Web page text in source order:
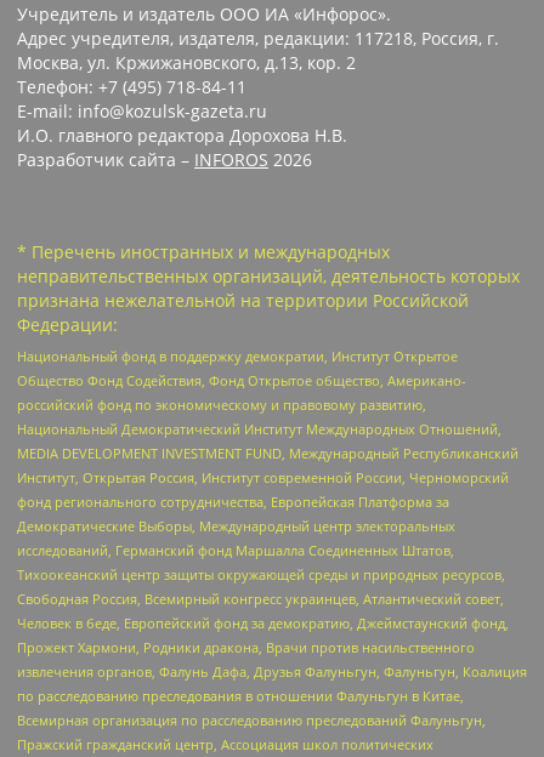
Учредитель и издатель ООО ИА «Инфорос».
Адрес учредителя, издателя, редакции: 117218, Россия, г.
Москва, ул. Кржижановского, д.13, кор. 2
Телефон: +7 (495) 718-84-11
E-mail: info@kozulsk-gazeta.ru
И.О. главного редактора Дорохова Н.В.
Разработчик сайта – INFOROS 2026
* Перечень иностранных и международных
неправительственных организаций, деятельность которых
признана нежелательной на территории Российской
Федерации:
Национальный фонд в поддержку демократии, Институт Открытое
Общество Фонд Содействия, Фонд Открытое общество, Американо-
российский фонд по экономическому и правовому развитию,
Национальный Демократический Институт Международных Отношений,
MEDIA DEVELOPMENT INVESTMENT FUND, Международный Республиканский
Институт, Открытая Россия, Институт современной России, Черноморский
фонд регионального сотрудничества, Европейская Платформа за
Демократические Выборы, Международный центр электоральных
исследований, Германский фонд Маршалла Соединенных Штатов,
Тихоокеанский центр защиты окружающей среды и природных ресурсов,
Свободная Россия, Всемирный конгресс украинцев, Атлантический совет,
Человек в беде, Европейский фонд за демократию, Джеймстаунский фонд,
Прожект Хармони, Родники дракона, Врачи против насильственного
извлечения органов, Фалунь Дафа, Друзья Фалуньгун, Фалуньгун, Коалиция
по расследованию преследования в отношении Фалуньгун в Китае,
Всемирная организация по расследованию преследований Фалуньгун,
Пражский гражданский центр, Ассоциация школ политических